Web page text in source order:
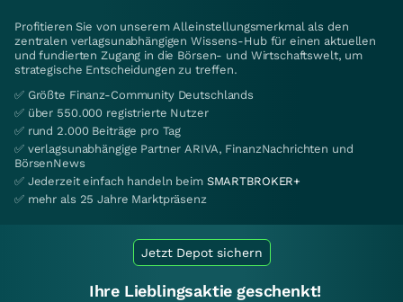
Profitieren Sie von unserem Alleinstellungsmerkmal als den
zentralen verlagsunabhängigen Wissens-Hub für einen aktuellen
und fundierten Zugang in die Börsen- und Wirtschaftswelt, um
strategische Entscheidungen zu treffen.
✅ Größte Finanz-Community Deutschlands
✅ über 550.000 registrierte Nutzer
✅ rund 2.000 Beiträge pro Tag
✅ verlagsunabhängige Partner ARIVA, FinanzNachrichten und
BörsenNews
✅ Jederzeit einfach handeln beim SMARTBROKER+
✅ mehr als 25 Jahre Marktpräsenz
Jetzt Depot sichern
Ihre Lieblingsaktie geschenkt!